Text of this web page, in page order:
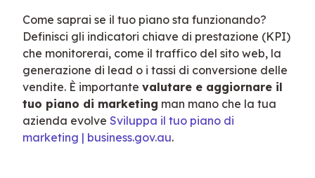
Come saprai se il tuo piano sta funzionando?
Definisci gli indicatori chiave di prestazione (KPI)
che monitorerai, come il traffico del sito web, la
generazione di lead o i tassi di conversione delle
vendite. È importante valutare e aggiornare il
tuo piano di marketing man mano che la tua
azienda evolve Sviluppa il tuo piano di
marketing | business.gov.au.